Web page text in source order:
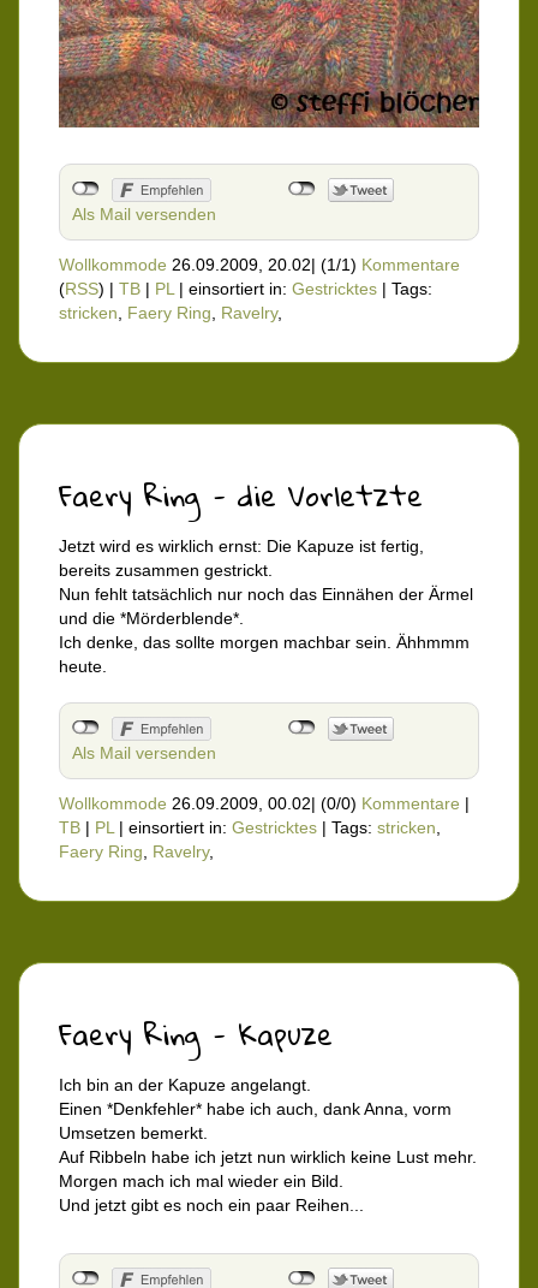
Als Mail versenden
Wollkommode 26.09.2009, 20.02| (1/1) Kommentare
(RSS) | TB | PL | einsortiert in: Gestricktes | Tags:
stricken
Faery Ring Ravelry,
Faery Ring - die Vorletzte
Jetzt wird es wirklich ernst: Die Kapuze ist fertig,
bereits zusammen gestrickt.
Nun fehlt tatsächlich nur noch das Einnähen der Ärmel
und die *Mörderblende*.
Ich denke, das sollte morgen machbar sein. Ähhmmm
heute.
Als Mail versenden
Wollkommode 26.09.2009, 00.02| (0/0) Kommentare |
TB | PL | einsortiert in: Gestricktes | Tags: stricken
Faery Ring
Ravelry,
Faery Ring - Kapuze
Ich bin an der Kapuze angelangt.
Einen *Denkfehler* habe ich auch, dank Anna, vorm
Umsetzen bemerkt.
Auf Ribbeln habe ich jetzt nun wirklich keine Lust mehr.
Morgen mach ich mal wieder ein Bild.
Und jetzt gibt es noch ein paar Reihen...